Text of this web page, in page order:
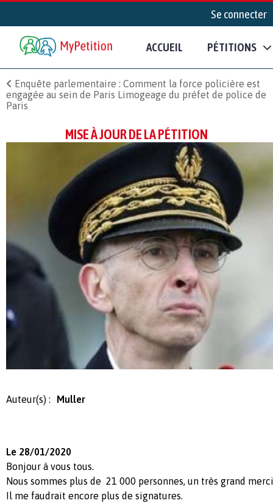
Se connecter
ACCUEIL PÉTITIONS
Enquête parlementaire : Comment la force policière est
engagée au sein de Paris Limogeage du préfet de police de
Paris
MISE À JOUR DE LA PÉTITION
Auteur(s) : Muller
Le 28/01/2020
Bonjour à vous tous.
Nous sommes plus de 21 000 personnes, un très grand
Il me faudrait encore plus de signatures.